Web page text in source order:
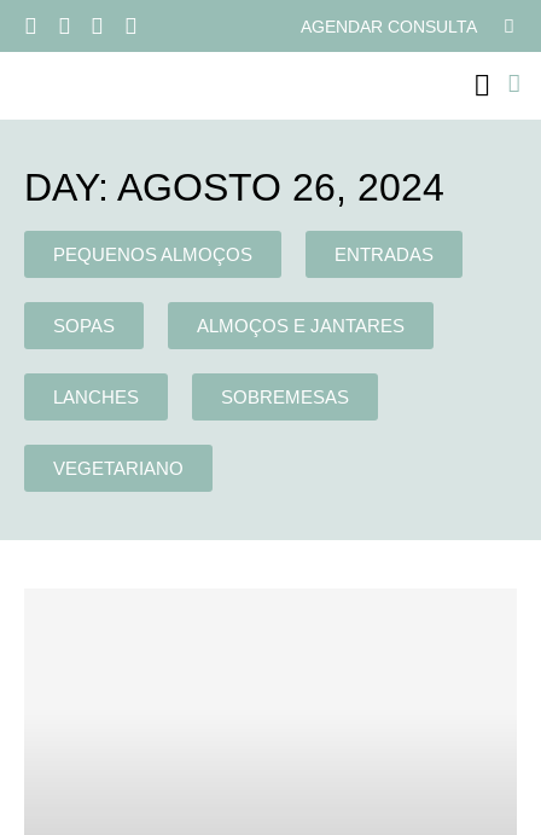
AGENDAR CONSULTA
DAY: AGOSTO 26, 2024
PEQUENOS ALMOÇOS ENTRADAS
SOPAS ALMOÇOS E JANTARES
LANCHES SOBREMESAS
VEGETARIANO